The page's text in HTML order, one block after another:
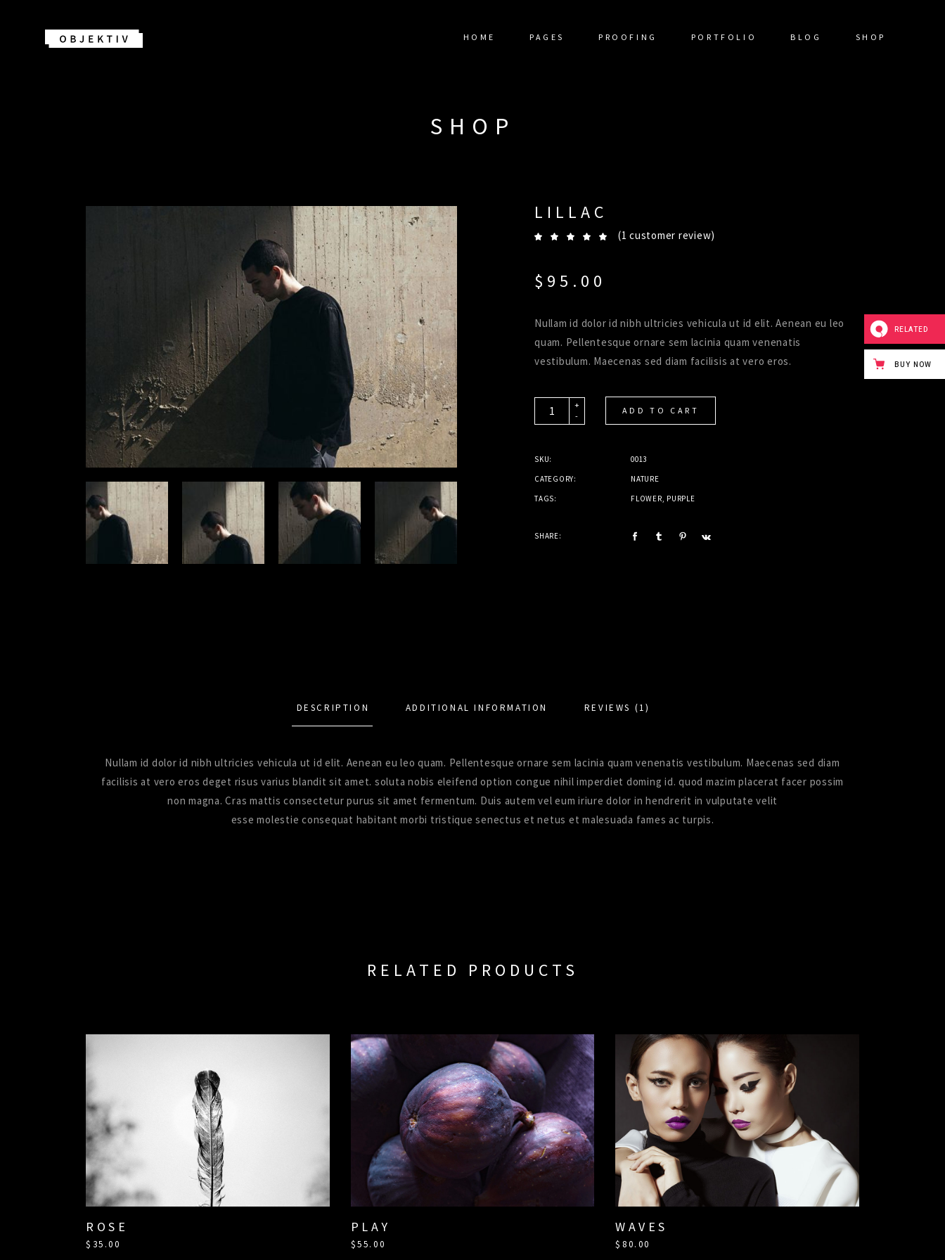
HOME PAGES PROOFING PORTFOLIO BLOG SHOP
SHOP
LILLAC
Rated
on
1
customer
rating
(1 customer review)
$ 95.00
Nullam id dolor id nibh ultricies vehicula ut id elit. Aenean eu leo
quam. Pellentesque ornare sem lacinia quam venenatis
vestibulum. Maecenas sed diam facilisis at vero eros.
-
Quantity+
ADD TO CART
SKU:
0013
CATEGORY:
NATURE
TAGS:
FLOWER, PURPLE
SHARE:
DESCRIPTION ADDITIONAL INFORMATION REVIEWS (1)
Nullam id dolor id nibh ultricies vehicula ut id elit. Aenean eu leo quam. Pellentesque ornare sem lacinia quam venenatis vestibulum. Maecenas sed diam
facilisis at vero eros deget risus varius blandit sit amet. soluta nobis eleifend option congue nihil imperdiet doming id. quod mazim placerat facer possim
non magna. Cras mattis consectetur purus sit amet fermentum. Duis autem vel eum iriure dolor in hendrerit in vulputate velit
esse molestie consequat habitant morbi tristique senectus et netus et malesuada fames ac turpis.
RELATED PRODUCTS
ROSE
$ 35.00
PLAY
$55.00
WAVES
$ 80.00
RELATED
BUY NOW